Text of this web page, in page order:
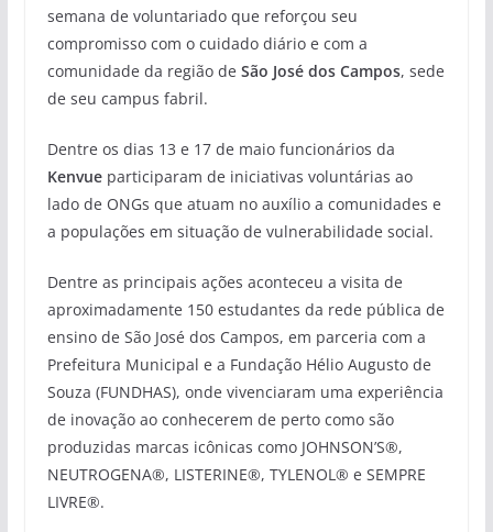
semana de voluntariado que reforçou seu
compromisso com o cuidado diário e com a
comunidade da região de São José dos Campos, sede
de seu campus fabril.
Dentre os dias 13 e 17 de maio funcionários da
Kenvueparticiparam de iniciativas voluntárias ao
lado de ONGs que atuam no auxílio a comunidades e
a populações em situação de vulnerabilidade social.
Dentre as principais ações aconteceu a visita de
aproximadamente 150 estudantes da rede pública de
ensino de São José dos Campos, em parceria com a
Prefeitura Municipal e a Fundação Hélio Augusto de
Souza (FUNDHAS), onde vivenciaram uma experiência
de inovação ao conhecerem de perto como são
produzidas marcas icônicas como JOHNSON’S®,
NEUTROGENA®, LISTERINE®, TYLENOL® e SEMPRE
LIVRE®.